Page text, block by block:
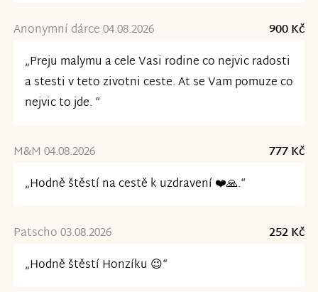
Anonymní dárce 04.08.2026
900 Kč
„Preju malymu a cele Vasi rodine co nejvic radosti
a stesti v teto zivotni ceste. At se Vam pomuze co
nejvic to jde. “
M&M 04.08.2026
777 Kč
„Hodně štěstí na cestě k uzdravení ❤️🙏.“
Patscho 03.08.2026
252 Kč
„Hodně štěstí Honzíku 😉“